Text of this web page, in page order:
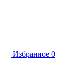
Избранное 0